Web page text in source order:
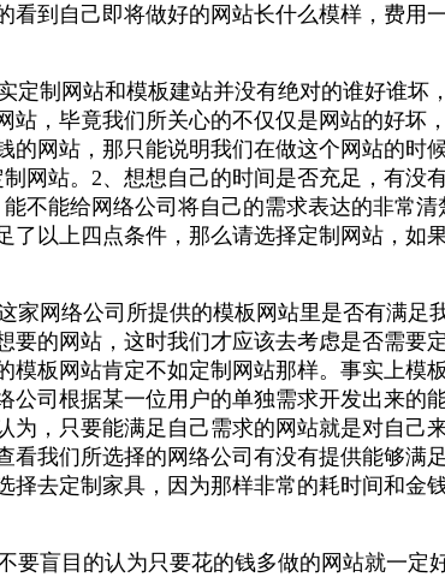
到自己即将做好的网站长什么模样，费用
制网站和模板建站并没有绝对的谁好谁坏
，毕竟我们所关心的不仅仅是网站的好坏
网站，那只能说明我们在做这个网站的时
网站。2、想想自己的时间是否充足，有没
不能给网络公司将自己的需求表达的非常
以上四点条件，那么请选择定制网站，如
网络公司所提供的模板网站里是否有满足
的网站，这时我们才应该去考虑是否需要
板网站肯定不如定制网站那样。事实上模
司根据某一位用户的单独需求开发出来的
，只要能满足自己需求的网站就是对自己
我们所选择的网络公司有没有提供能够满
去定制家具，因为那样非常的耗时间和金
盲目的认为只要花的钱多做的网站就一定